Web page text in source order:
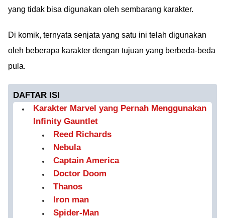
yang tidak bisa digunakan oleh sembarang karakter.
Di komik, ternyata senjata yang satu ini telah digunakan
oleh beberapa karakter dengan tujuan yang berbeda-beda
pula.
DAFTAR ISI
Karakter Marvel yang Pernah Menggunakan
Infinity Gauntlet
Reed Richards
Nebula
Captain America
Doctor Doom
Thanos
Iron man
Spider-Man